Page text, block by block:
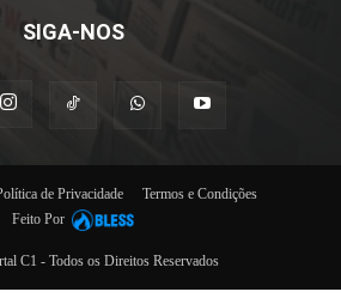
SIGA-NOS
de Privacidade
Termos e Condições
Feito Por
C1 - Todos os Direitos Reservados